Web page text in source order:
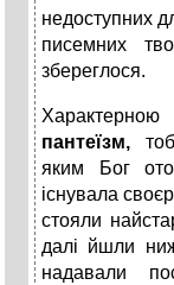
недоступних
писемних
збереглося.
Характерною
пантеїзм,
яким Бог
існувала
стояли
далі йшли
надавали